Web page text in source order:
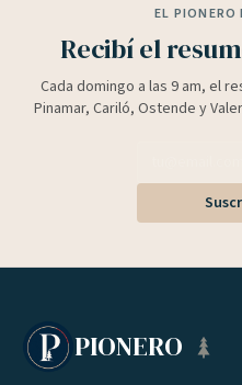
EL PIONERO
Recibí el
Cada domingo a las 9 am, el
Pinamar, Cariló, Ostende y
PIONERO